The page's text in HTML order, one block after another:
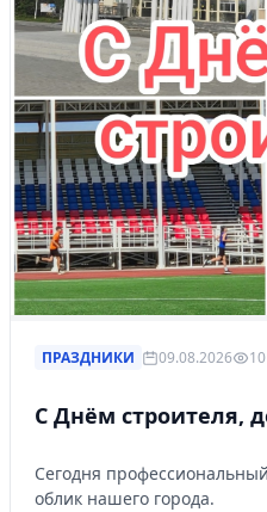
ПРАЗДНИКИ 09.08.2026 10
С Днём строителя,
Сегодня
облик нашего города.